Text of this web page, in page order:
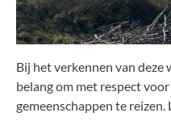
Bij het verkennen van
belang om met respect
gemeenschappen te reizen.